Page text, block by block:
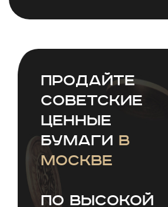
Продайте
советские
ценные
бумаги в
Москве
по высокой